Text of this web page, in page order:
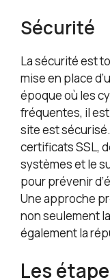
Sécurité
La sécurité est
mise en place
époque où les
fréquentes, il
site est
certificats SSL,
systèmes et le
pour prévenir
Une approche
non seulement
également la
Les